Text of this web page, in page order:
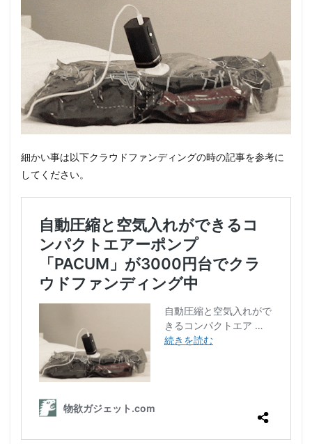
細かい事は以下クラウドファンディングの時の記事を参考に
してください。